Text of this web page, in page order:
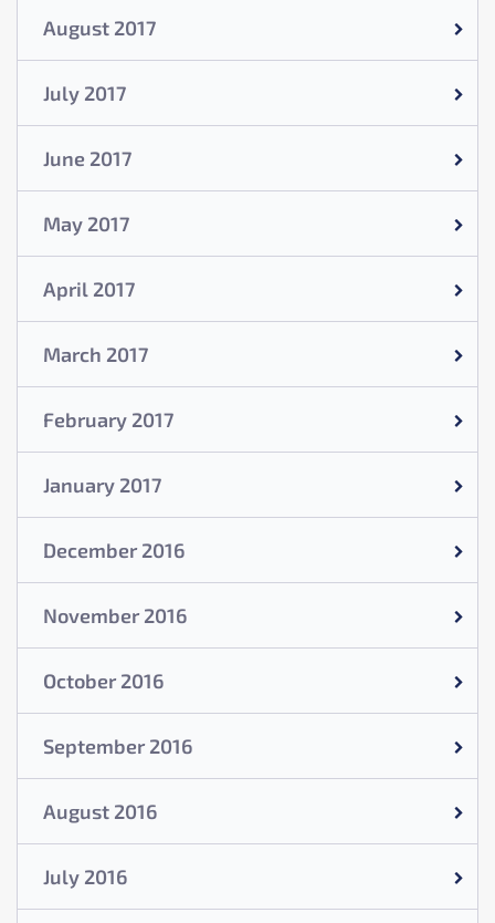
August 2017
July 2017
June 2017
May 2017
April 2017
March 2017
February 2017
January 2017
December 2016
November 2016
October 2016
September 2016
August 2016
July 2016